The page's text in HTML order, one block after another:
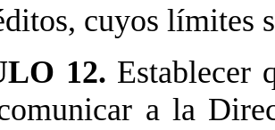
cuyos límites
12. Establecer
a la